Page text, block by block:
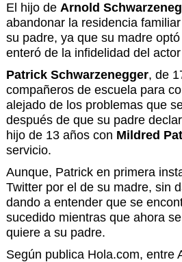
El hijo de Arnold
abandonar la residencia
su padre, ya que su madre
enteró de la infidelidad del
Patrick Schwarzenegger, de
compañeros de escuela para
alejado de los problemas que
después de que su padre
hijo de 13 años con Mildred
servicio.
Aunque, Patrick en primera
Twitter por el de su madre, sin
dando a entender que se
sucedido mientras que ahora
quiere a su padre.
Según publica Hola.com, entre